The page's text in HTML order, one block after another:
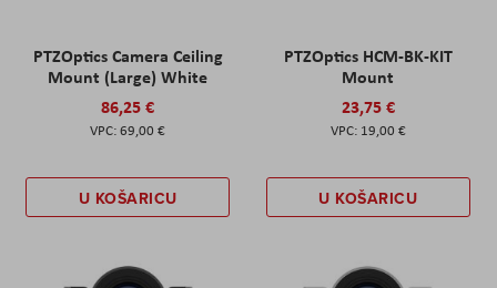
PTZOptics Camera Ceiling
Mount (Large) White
86,25 €
69,00 €
U KOŠARICU
PTZOptics HCM-BK-KIT
Mount
23,75 €
19,00 €
U KOŠARICU